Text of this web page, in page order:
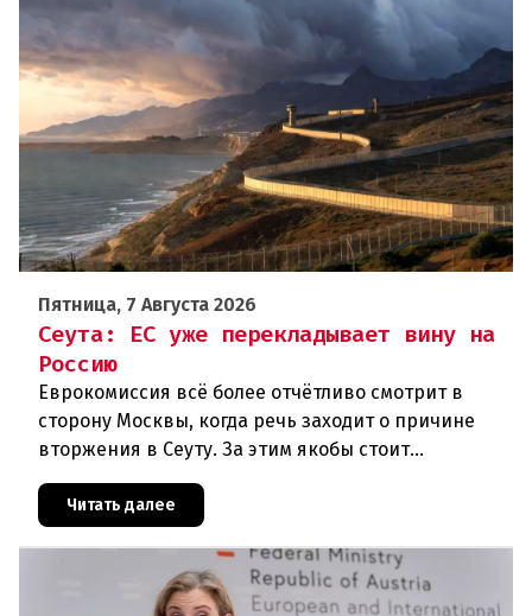
Пятница, 7 Августа 2026
Сеута: ЕС уже перекладывает вину на
Россию
Еврокомиссия всё более отчётливо смотрит в
сторону Москвы, когда речь заходит о причине
вторжения в Сеуту. За этим якобы стоит
дней около 72 000 человек п
Читать далее